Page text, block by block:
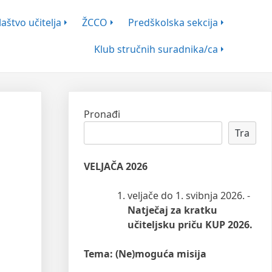
učitelja ŽCCO
Predškolska sekcija
Klub stručnih suradnika/ca
Pronađi
Tra
VELJAČA 2026
veljače do 1. svibnja 2026. -
Natječaj za kratku
učiteljsku priču KUP 2026.
Tema: (Ne)moguća misija